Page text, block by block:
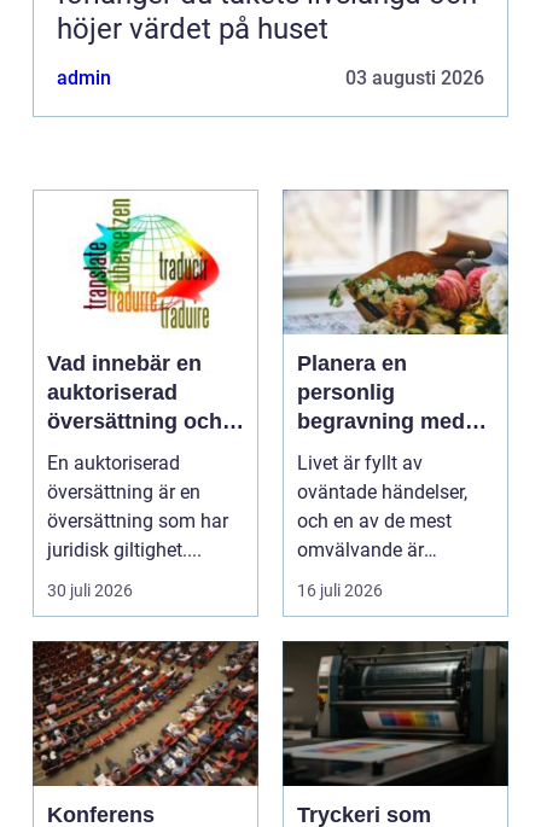
höjer värdet på huset
admin 03 augusti 2026
Vad innebär en
auktoriserad
översättning och
när behövs den?
En auktoriserad
översättning är en
översättning som har
juridisk giltighet....
30 juli 2026
Planera en
personlig
begravning med
hjälp av en
begravningsbyrå
Livet är fyllt av
oväntade händelser,
och en av de mest
omvälvande är
n&aum...
16 juli 2026
Konferens
Tryckeri som